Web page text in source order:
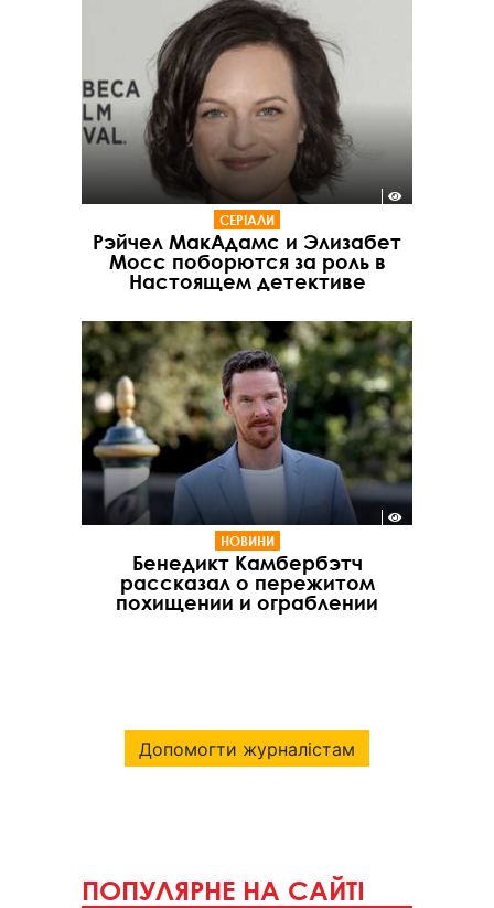
СЕРІАЛИ
Рэйчел МакАдамс и Элизабет
Мосс поборются за роль в
Настоящем детективе
НОВИНИ
Бенедикт Камбербэтч
рассказал о пережитом
похищении и ограблении
Допомогти журналістам
ПОПУЛЯРНЕ НА САЙТІ